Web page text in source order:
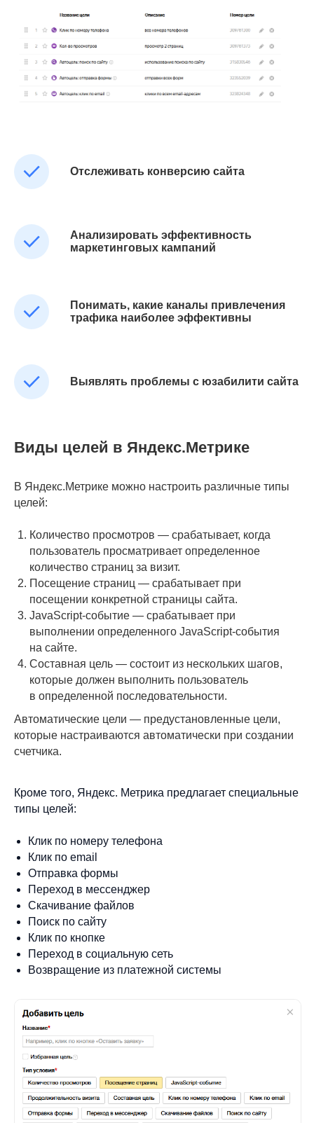
Отслеживать конверсию сайта
Анализировать эффективность
маркетинговых кампаний
Понимать, какие каналы привлечения
трафика наиболее эффективны
Выявлять проблемы с юзабилити сайта
Виды целей в Яндекс.Метрике
В Яндекс.Метрике можно настроить различные типы
целей:
Количество просмотров — срабатывает, когда
пользователь просматривает определенное
количество страниц за визит.
Посещение страниц — срабатывает при
посещении конкретной страницы сайта.
JavaScript-событие — срабатывает при
выполнении определенного JavaScript-события
на сайте.
Составная цель — состоит из нескольких шагов,
которые должен выполнить пользователь
в определенной последовательности.
Автоматические цели — предустановленные цели,
которые настраиваются автоматически при создании
счетчика.
Кроме того, Яндекс. Метрика предлагает специальные
типы целей:
Клик по номеру телефона
Клик по email
Отправка формы
Переход в мессенджер
Скачивание файлов
Поиск по сайту
Клик по кнопке
Переход в социальную сеть
Возвращение из платежной системы